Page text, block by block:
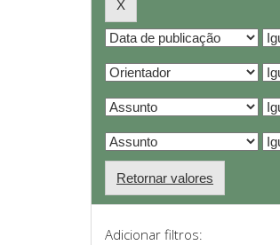
Retornar valores
Adicionar filtros: